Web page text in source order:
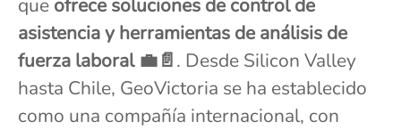
que ofrece soluciones de control de
asistencia y herramientas de análisis de
fuerza laboral 💼📄. Desde Silicon Valley
hasta Chile, GeoVictoria se ha establecido
como una compañía internacional, con